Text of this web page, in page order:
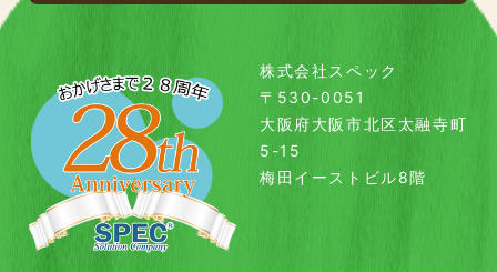
株式会社スペック
〒530-0051
大阪府大阪市北区太融寺町
5-15
梅田イーストビル8階